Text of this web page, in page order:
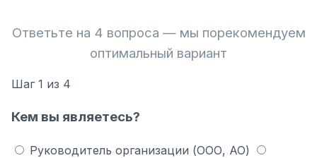
Ответьте на 4 вопроса — мы порекомендуем
оптимальный вариант
Шаг 1 из 4
Кем вы являетесь?
Руководитель организации (ООО, АО)